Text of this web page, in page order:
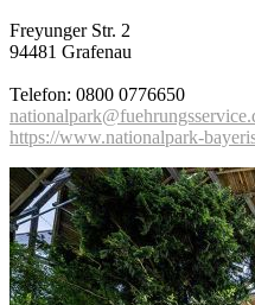
Freyunger Str. 2
94481 Grafenau
Telefon: 0800 0776650
https://www.nationalpark-